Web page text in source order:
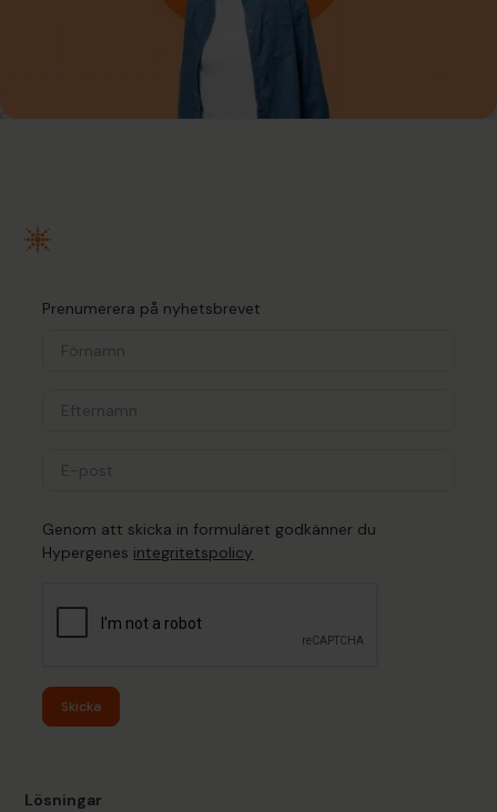
Prenumerera på nyhetsbrevet
Genom att skicka in formuläret godkänner du
Hypergenes integritetspolicy
Skicka
Lösningar